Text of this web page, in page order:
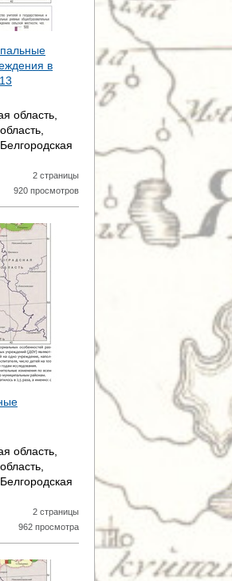
в
область,
2 страницы
920 просмотров
область,
2 страницы
962 просмотра